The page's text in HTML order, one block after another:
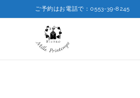
ご予約はお電話で：0553-39-8245